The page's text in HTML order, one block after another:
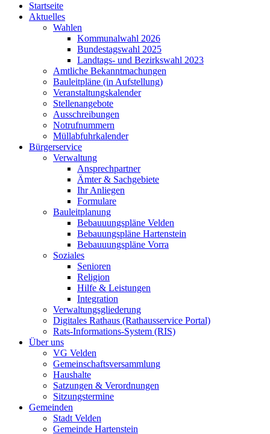
Startseite
Aktuelles
Wahlen
Kommunalwahl 2026
Bundestagswahl 2025
Landtags- und Bezirkswahl 2023
Amtliche Bekanntmachungen
Bauleitpläne (in Aufstellung)
Veranstaltungskalender
Stellenangebote
Ausschreibungen
Notrufnummern
Müllabfuhrkalender
Bürgerservice
Verwaltung
Ansprechpartner
Ämter & Sachgebiete
Ihr Anliegen
Formulare
Bauleitplanung
Bebauuungspläne Velden
Bebauungspläne Hartenstein
Bebauuungspläne Vorra
Soziales
Senioren
Religion
Hilfe & Leistungen
Integration
Verwaltungsgliederung
Digitales Rathaus (Rathausservice Portal)
Rats-Informations-System (RIS)
Über uns
VG Velden
Gemeinschaftsversammlung
Haushalte
Satzungen & Verordnungen
Sitzungstermine
Gemeinden
Stadt Velden
Gemeinde Hartenstein